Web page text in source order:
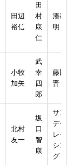
田辺
裕信
田
村
康
仁
湊義
明
小牧
加矢
武
幸
四
郎
藤田
晋
北村
友一
坂
口
智
康
サン
デー
レー
シン
グ